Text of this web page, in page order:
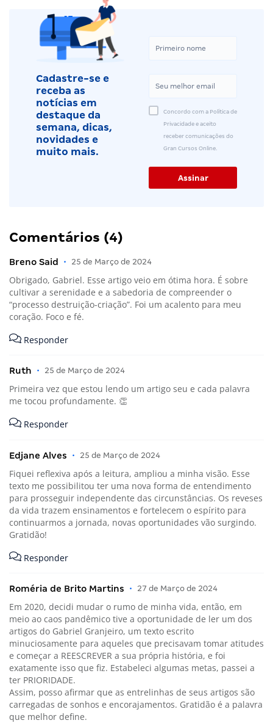
Cadastre-se e
receba as
notícias em
destaque da
semana, dicas,
novidades e
muito mais.
Concordo com a Política de
Privacidade e aceito
receber comunicações do
Gran Cursos Online.
Comentários (4)
Breno Said • 25 de Março de 2024
Obrigado, Gabriel. Esse artigo veio em ótima hora. É sobre
cultivar a serenidade e a sabedoria de compreender o
“processo destruição-criação”. Foi um acalento para meu
coração. Foco e fé.
Responder
Ruth • 25 de Março de 2024
Primeira vez que estou lendo um artigo seu e cada palavra
me tocou profundamente. 👏
Responder
Edjane Alves • 25 de Março de 2024
Fiquei reflexiva após a leitura, ampliou a minha visão. Esse
texto me possibilitou ter uma nova forma de entendimento
para prosseguir independente das circunstâncias. Os reveses
da vida trazem ensinamentos e fortelecem o espírito para
continuarmos a jornada, novas oportunidades vão surgindo.
Gratidão!
Responder
Roméria de Brito Martins • 27 de Março de 2024
Em 2020, decidi mudar o rumo de minha vida, então, em
meio ao caos pandêmico tive a oportunidade de ler um dos
artigos do Gabriel Granjeiro, um texto escrito
minuciosamente para aqueles que precisavam tomar atitudes
e começar a REESCREVER a sua própria história, e foi
exatamente isso que fiz. Estabeleci algumas metas, passei a
ter PRIORIDADE.
Assim, posso afirmar que as entrelinhas de seus artigos são
carregadas de sonhos e encorajamentos. Gratidão é a palavra
que melhor define.